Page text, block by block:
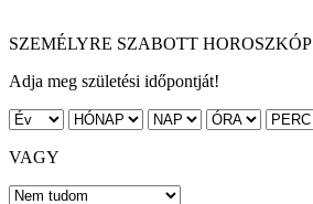
SZEMÉLYRE SZABOTT HOROSZKÓP
Adja meg születési időpontját!
VAGY